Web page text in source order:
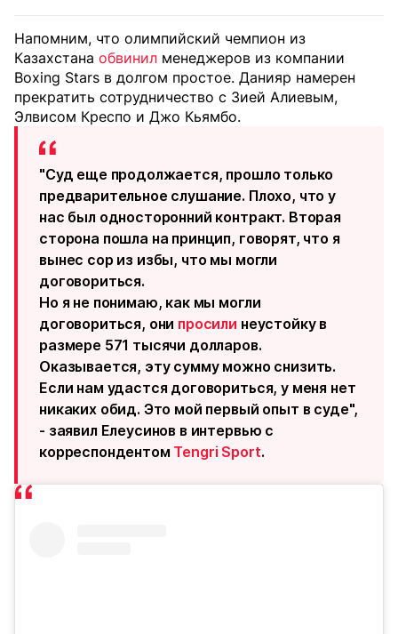
Напомним, что олимпийский чемпион из
Казахстана обвинил менеджеров из компании
Boxing Stars в долгом простое. Данияр намерен
прекратить сотрудничество с Зией Алиевым,
Элвисом Креспо и Джо Кьямбо.
"Суд еще продолжается, прошло только
предварительное слушание. Плохо, что у
нас был односторонний контракт. Вторая
сторона пошла на принцип, говорят, что я
вынес сор из избы, что мы могли
договориться.
Но я не понимаю, как мы могли
договориться, они просили неустойку в
размере 571 тысячи долларов.
Оказывается, эту сумму можно снизить.
Если нам удастся договориться, у меня нет
никаких обид. Это мой первый опыт в суде",
- заявил Елеусинов в интервью с
корреспондентом Tengri Sport.